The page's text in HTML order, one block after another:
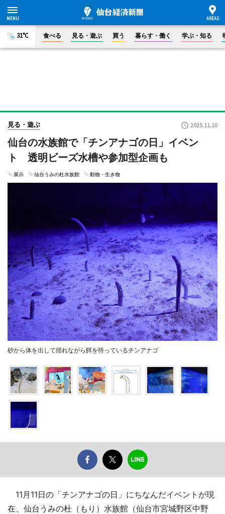
31°C 食べる 見る・遊ぶ 買う 暮らす・働く 学ぶ・知る
見る・遊ぶ 2025.11.10
仙台の水族館で「チンアナゴの日」イベン
ト 透明ビーズ水槽や参加型企画も
展示 仙台うみの杜水族館 動物・生き物
砂から体を出して揺れながら餌を待っているチンアナゴ
11月11日の「チンアナゴの日」にちなんだイベントが現
在、仙台うみの杜（もり）水族館（仙台市宮城野区中野